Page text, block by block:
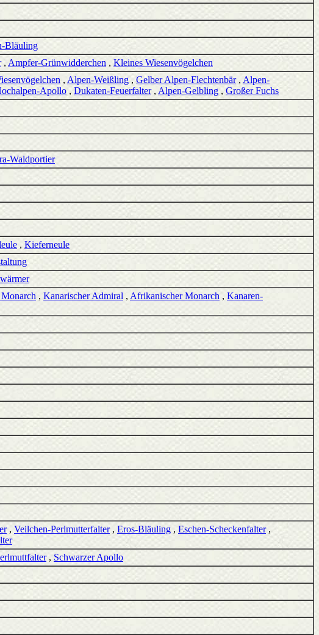
Bläuling
, Ampfer-Grünwidderchen , Kleines Wiesenvögelchen
, Alpen-Weißling , Gelber Alpen-Flechtenbär, Alpen-
Apollo , Dukaten-Feuerfalter, Alpen-Gelbling , Großer Fuchs
Waldportier
, Kieferneule
, Kanarischer Admiral , Afrikanischer Monarch , Kanaren-
, Veilchen-Perlmutterfalter, Eros-Bläuling , Eschen-Scheckenfalter,
, Schwarzer Apollo